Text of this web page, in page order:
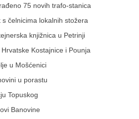
75 novih trafo-stanica
s čelnicima lokalnih stožera
knjižnica u Petrinji
Kostajnice i Pounja
u Mošćenici
u porastu
Topuskog
Banovine